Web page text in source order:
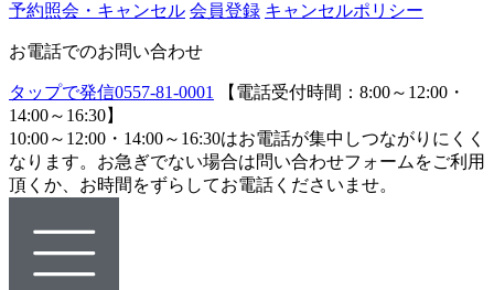
予約照会・キャンセル 会員登録 キャンセルポリシー
お電話でのお問い合わせ
タップで発信0557-81-0001
【電話受付時間：8:00～12:00・
14:00～16:30】
10:00～12:00・14:00～16:30はお電話が集中しつながりにくく
なります。お急ぎでない場合は問い合わせフォームをご利用
頂くか、お時間をずらしてお電話くださいませ。